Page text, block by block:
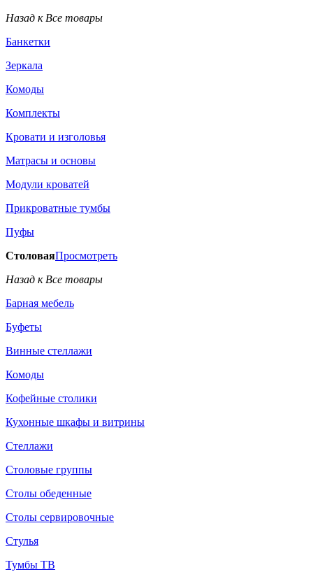
Назад к Все товары
Банкетки
Зеркала
Комоды
Комплекты
Кровати и изголовья
Матрасы и основы
Модули кроватей
Прикроватные тумбы
Пуфы
СтоловаяПросмотреть
Назад к Все товары
Барная мебель
Буфеты
Винные стеллажи
Комоды
Кофейные столики
Кухонные шкафы и витрины
Стеллажи
Столовые группы
Столы обеденные
Столы сервировочные
Стулья
Тумбы ТВ